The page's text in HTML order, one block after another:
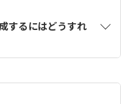
するにはどうすれ